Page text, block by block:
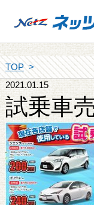
TOP
2021.01.15
試乗車